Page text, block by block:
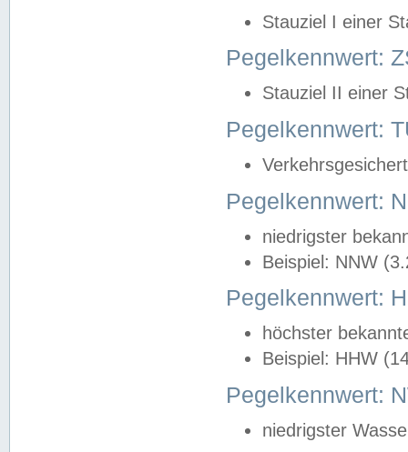
Stauziel I einer
Pegelkennwert:
Stauziel II einer
Pegelkennwert:
Pegelkennwert:
niedrigster
Beispiel: NNW
Pegelkennwert:
höchster
Beispiel: HHW
Pegelkennwert:
niedrigster